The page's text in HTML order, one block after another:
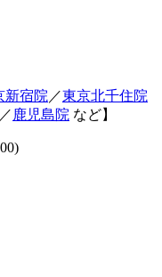
新宿院 ／東京北千住院
／ 鹿児島院 など】